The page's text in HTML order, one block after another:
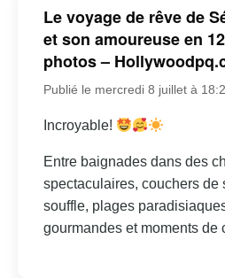
Le voyage de rêve de
et son amoureuse en
photos –
Publié le mercredi 8 juillet à
Incroyable!
Entre baignades dans des
spectaculaires, couchers de
souffle, plages
gourmandes et moments de